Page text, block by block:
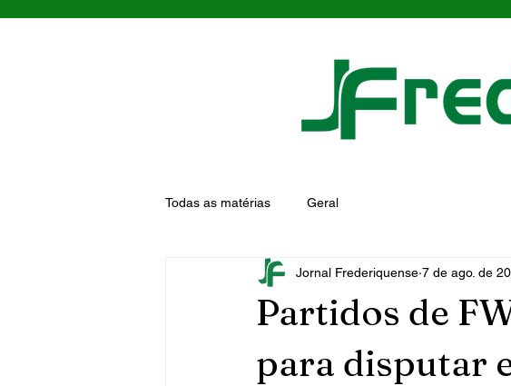
Todas as matérias Geral
Partidos de
para disputar
Jornal Frederiquense 7 de ago. de